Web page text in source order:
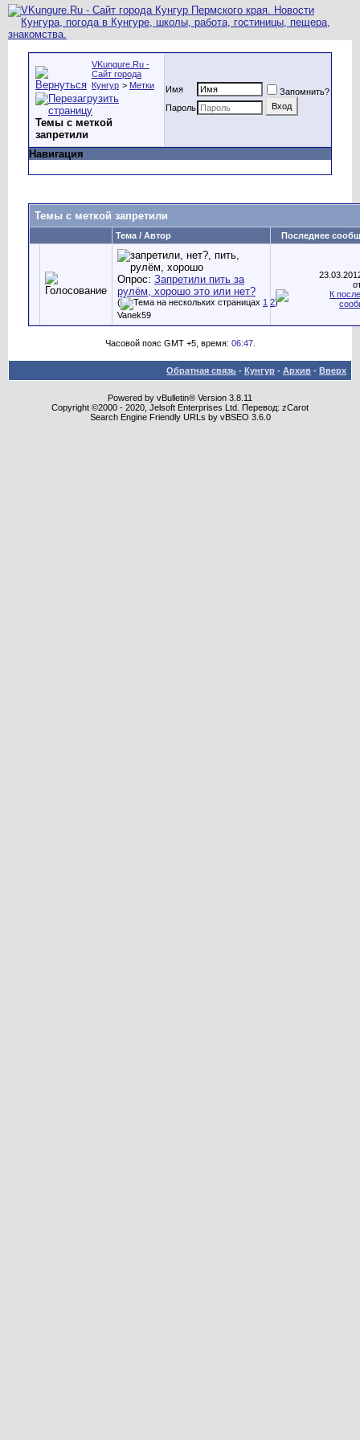
VKungure.Ru -
Сайт города
Кунгур > Метки
Темы с меткой
запретили
Имя
Запомнить?
Пароль
Навигация
Темы с меткой запретили
Тема / Автор Последнее
Опрос: Запретили пить за
рулëм, хорошо это или нет?
( 1 2)
Vanek59
Часовой пояс GMT +5, время: 06:47.
Обратная связь - Кунгур - Архив - Вверх
Powered by vBulletin® Version 3.8.11
Copyright ©2000 - 2020, Jelsoft Enterprises Ltd. Перевод: zCarot
Search Engine Friendly URLs by vBSEO 3.6.0